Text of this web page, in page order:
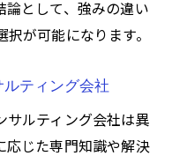
として、強みの違い
が可能になります。
ティング会社
サルティング会社は異
応じた専門知識や解決